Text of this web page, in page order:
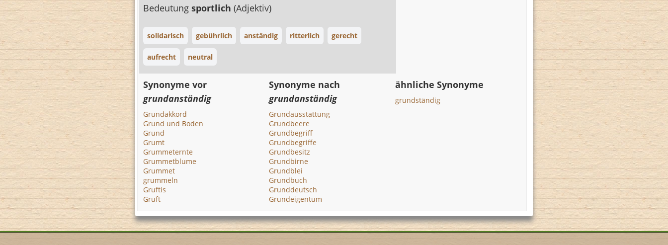
Bedeutung sportlich (Adjektiv)
solidarisch gebührlich anständig ritterlich gerecht
aufrecht neutral
Synonyme vor
grundanständig
Grundakkord
Grund und Boden
Grund
Grumt
Grummeternte
Grummetblume
Grummet
grummeln
Gruftis
Gruft
Synonyme nach
grundanständig
Grundausstattung
Grundbeere
Grundbegriff
Grundbegriffe
Grundbesitz
Grundbirne
Grundblei
Grundbuch
Grunddeutsch
Grundeigentum
ähnliche Synonyme
grundständig